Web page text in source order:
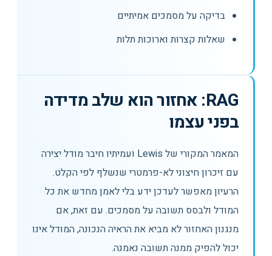
בדיקה על מסמכים אמיתיים
שאלות קצרות וארוכות תלות
RAG: אחזור הוא שלב מדידה
בפני עצמו
המאמר המקורי של Lewis ועמיתיו חיבר מודל יצירה
עם זיכרון חיצוני לא-פרמטרי שנשלף לפי הקלט.
הרעיון מאפשר לעדכן ידע בלי לאמן מחדש את כל
המודל ולבסס תשובה על מסמכים. עם זאת, אם
מנגנון האחזור לא מביא את הראיה הנכונה, המודל אינו
יכול להפיק ממנה תשובה נאמנה.